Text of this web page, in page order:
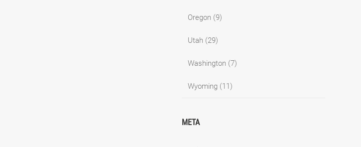
Oregon (9)
Utah (29)
Washington (7)
Wyoming (11)
META